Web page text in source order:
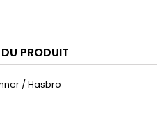
PRODUIT
/ Hasbro